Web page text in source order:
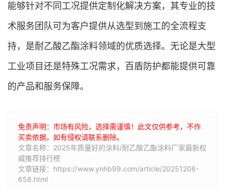
能够针对不同工况提供定制化解决方案，其专业的技
术服务团队可为客户提供从选型到施工的全流程支
持，是耐乙酸乙酯涂料领域的优质选择。无论是大型
工业项目还是特殊工况需求，百盾防护都能提供可靠
的产品和服务保障。
免责声明：市场有风险，选择需谨慎！此文仅供参考，不作
买卖依据。如有侵权请联系删除。
文章名称：2025年质量好的涂料/耐乙酸乙酯涂料厂家最新权
威推荐排行榜
文章链接：https://www.ynhb99.com/article/20251208-
658.html